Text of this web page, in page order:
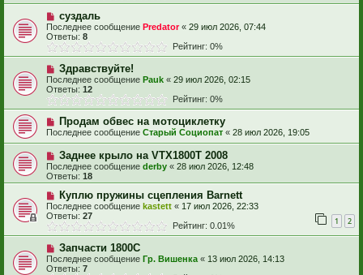
суздаль
Последнее сообщение Predator« 29 июл 2026, 07:44
Ответы: 8
Рейтинг: 0%
Здравствуйте!
Последнее сообщение Pauk « 29 июл 2026, 02:15
Ответы: 12
Рейтинг: 0%
Продам обвес на мотоциклетку
Последнее сообщение Старый Социопат « 28 июл 2026, 19:05
Заднее крыло на VTX1800T 2008
Последнее сообщение derby « 28 июл 2026, 12:48
Ответы: 18
Куплю пружины сцепления Barnett
Последнее сообщение kastett « 17 июл 2026, 22:33
Ответы: 27 1 2
Рейтинг: 0.01%
Запчасти 1800С
Последнее сообщение Гр. Вишенка « 13 июл 2026, 14:13
Ответы: 7